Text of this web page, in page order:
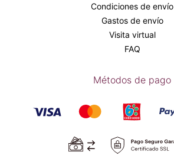
Condiciones de envío
Gastos de envío
Visita virtual
FAQ
Métodos de pago